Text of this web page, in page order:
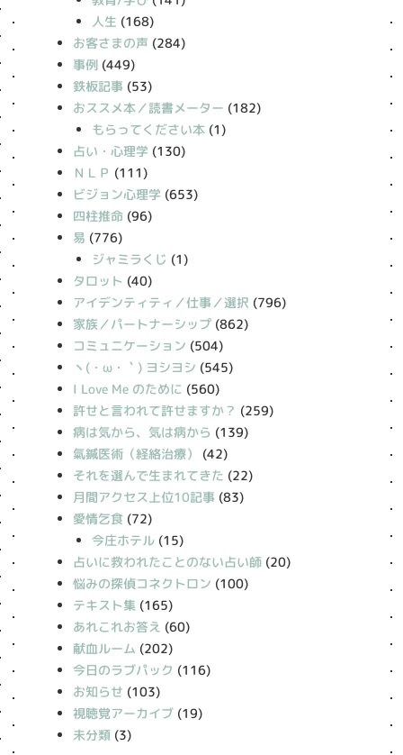
人生 (168)
お客さまの声 (284)
事例 (449)
鉄板記事 (53)
おススメ本／読書メーター (182)
もらってください本(1)
占い・心理学 (130)
ＮＬＰ (111)
ビジョン心理学 (653)
四柱推命 (96)
易 (776)
ジャミラくじ (1)
タロット (40)
アイデンティティ／仕事／選択 (796)
家族／パートナーシップ (862)
コミュニケーション (504)
丶(・ω・｀) ヨシヨシ (545)
I Love Me のために (560)
許せと言われて許せますか？ (259)
病は気から、気は病から (139)
氣鍼医術（経絡治療）
(42)
それを選んで生まれてきた (22)
月間アクセス上位10記事 (83)
愛情乞食 (72)
今庄ホテル(15)
占いに救われたことのない占い師 (20)
悩みの探偵コネクトロン (100)
テキスト集 (165)
あれこれお答え (60)
献血ルーム (202)
今日のラブパック (116)
お知らせ (103)
視聴覚アーカイブ (19)
未分類 (3)